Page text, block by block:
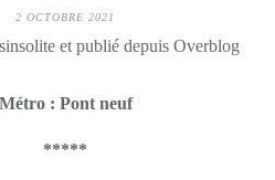
2 OCTOBRE 2021
et publié depuis Overblog
Métro : Pont neuf
*****